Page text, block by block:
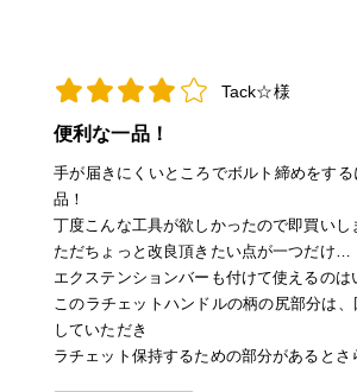
Tack☆様
便利な一品！
手が届きにくいところでボルト締めをす
品！
丁度こんな工具が欲しかったので即買いし
ただちょっと改良頂きたい点が一つだけ…
エクステンションバーも付けて使えるのは
このラチェットハンドルの柄の尻部分は
していただき
ラチェット保持するための部分があるとさ